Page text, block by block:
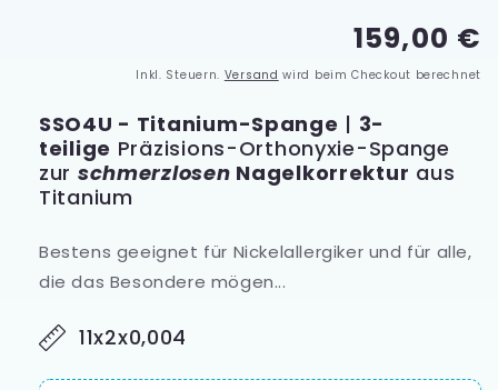
Preis
159,00 €
Inkl. Steuern. Versand wird beim Checkout berechnet
SSO4U - Titanium-Spange | 3-
teilige Präzisions-Orthonyxie-Spange
zur schmerzlosen Nagelkorrektur aus
Titanium
Bestens geeignet für Nickelallergiker und für alle,
die das Besondere mögen...
11x2x0,004